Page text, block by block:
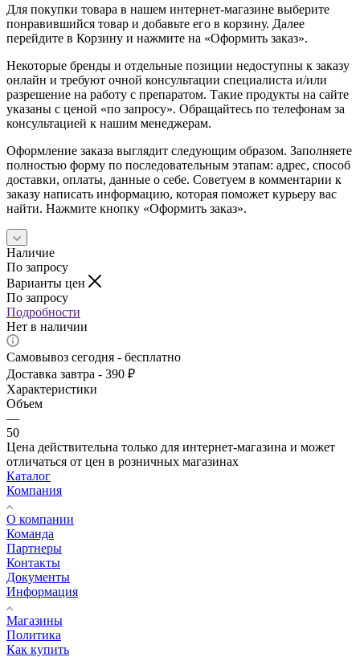
Для покупки товара в нашем интернет-магазине выберите
понравившийся товар и добавьте его в корзину. Далее
перейдите в Корзину и нажмите на «Оформить заказ».
Некоторые бренды и отдельные позиции недоступны к заказу
онлайн и требуют очной консультации специалиста и/или
разрешение на работу с препаратом. Такие продукты на сайте
указаны с ценой «по запросу». Обращайтесь по телефонам за
консультацией к нашим менеджерам.
Оформление заказа выглядит следующим образом. Заполняете
полностью форму по последовательным этапам: адрес, способ
доставки, оплаты, данные о себе. Советуем в комментарии к
заказу написать информацию, которая поможет курьеру вас
найти. Нажмите кнопку «Оформить заказ».
Наличие
По запросу
Варианты цен
По запросу
Подробности
Нет в наличии
Самовывоз сегодня - бесплатно
Доставка завтра - 390 ₽
Характеристики
Объем
—
50
Цена действительна только для интернет-магазина и может
отличаться от цен в розничных магазинах
Каталог
Компания
О компании
Команда
Партнеры
Контакты
Документы
Информация
Магазины
Политика
Как купить